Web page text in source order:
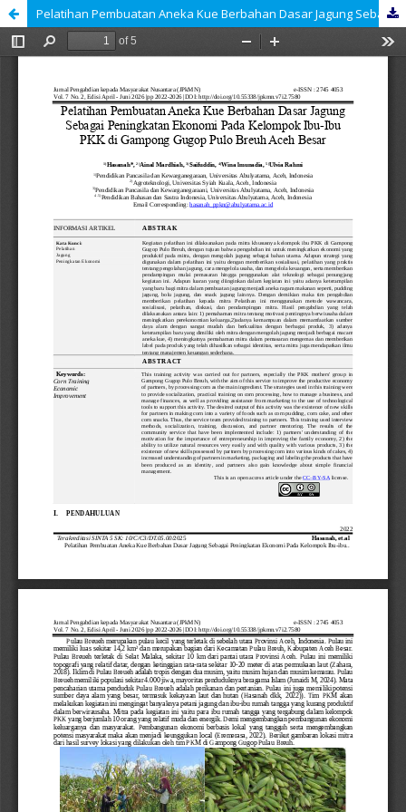
Pelatihan Pembuatan Aneka Kue Berbahan Dasar Jagung Sebagai Peningkatan Ekonomi Pada Kelompok Ibu-Ibu PKK di Gampong Gugop Pulo Breuh Aceh Besar